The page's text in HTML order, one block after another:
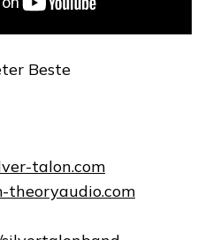
Beste
talon.com
theoryaudio.com